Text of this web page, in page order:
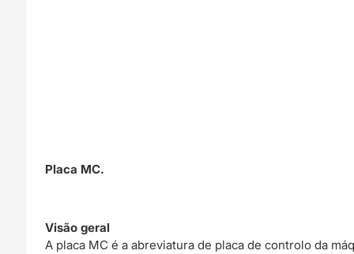
Placa MC.
Visão geral
A placa MC é a abreviatura de placa de controlo da